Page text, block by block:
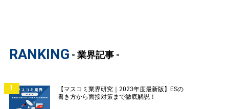
RANKING - 業界記事 -
1
【マスコミ業界研究｜2023年度最新版】ESの
書き方から面接対策まで徹底解説！